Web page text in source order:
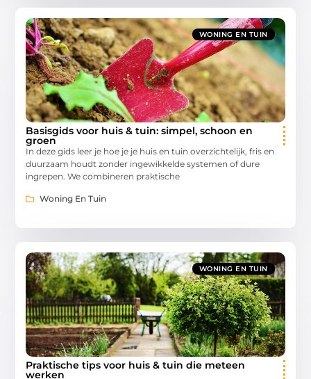
WONING EN TUIN
Basisgids voor huis & tuin: simpel, schoon en
groen
In deze gids leer je hoe je je huis en tuin overzichtelijk, fris en
duurzaam houdt zonder ingewikkelde systemen of dure
ingrepen. We combineren praktische
Woning En Tuin
WONING EN TUIN
Praktische tips voor huis & tuin die meteen
werken